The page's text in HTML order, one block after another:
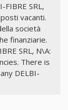
SRL,
vacanti.
società
finanziarie.
SRL, N\A:
There is
DELBI-